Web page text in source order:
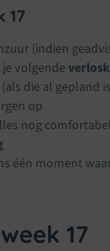
17
(indien
je volgende
(als die al gepland
op
nog
één moment
17